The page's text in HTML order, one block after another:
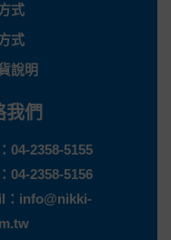
式
式
說明
我們
04-2358-5155
04-2358-5156
info@nikki-